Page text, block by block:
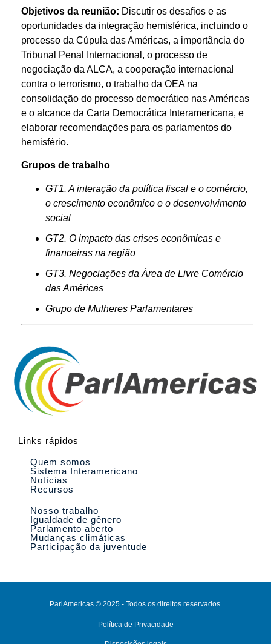
Objetivos da reunião: Discutir os desafios e as
oportunidades da integração hemisférica, incluindo o
processo da Cúpula das Américas, a importância do
Tribunal Penal Internacional, o processo de
negociação da ALCA, a cooperação internacional
contra o terrorismo, o trabalho da OEA na
consolidação do processo democrático nas Américas
e o alcance da Carta Democrática Interamericana, e
elaborar recomendações para os parlamentos do
hemisfério.
Grupos de trabalho
GT1. A interação da política fiscal e o comércio,
o crescimento econômico e o desenvolvimento
social
GT2. O impacto das crises econômicas e
financeiras na região
GT3. Negociações da Área de Livre Comércio
das Américas
Grupo de Mulheres Parlamentares
Links rápidos
Quem somos
Sistema Interamericano
Notícias
Recursos
Nosso trabalho
Igualdade de gênero
Parlamento aberto
Mudanças climáticas
Participação da juventude
ParlAmericas © 2025 - Todos os direitos reservados.
Política de Privacidade